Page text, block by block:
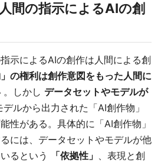
間の指示によるAIの創
示によるAIの創作は人間による創
」の権利は創作意図をもった人間に
。しかし データセットやモデルが
デルから出力された「AI創作物」
性がある。具体的に「AI創作物」
には、データセットやモデルが他
るという
「依拠性」 、表現と創